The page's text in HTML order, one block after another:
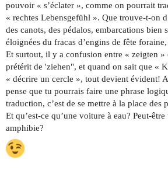
pouvoir « s’éclater », comme on pourrait
« rechtes Lebensgefühl ». Que trouve-t-on
des canots, des pédalos, embarcations bien
éloignées du fracas d’engins de fête
Et surtout, il y a confusion entre « zeigten
prétérit de 'ziehen", et quand on sait que «
« décrire un cercle », tout devient évident!
pense que tu pourrais faire une phrase
traduction, c’est de se mettre à la place des
Et qu’est-ce qu’une voiture à eau? Peut-
amphibie?